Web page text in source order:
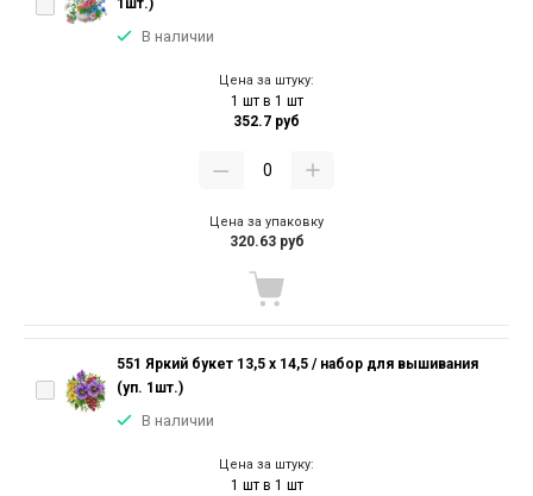
1шт.)
В наличии
Цена за штуку:
1 шт в 1 шт
352.7 руб
Цена за упаковку
320.63 руб
551 Яркий букет 13,5 х 14,5 / набор для вышивания
(уп. 1шт.)
В наличии
Цена за штуку:
1 шт в 1 шт